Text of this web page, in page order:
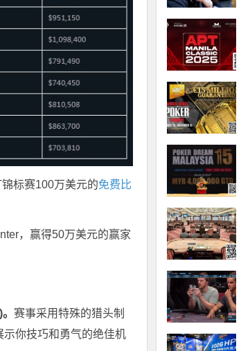
标赛100万美元的免费比
，赢得50万美元的赢家
赛事采用特殊的猎头制
你技巧和勇气的绝佳机